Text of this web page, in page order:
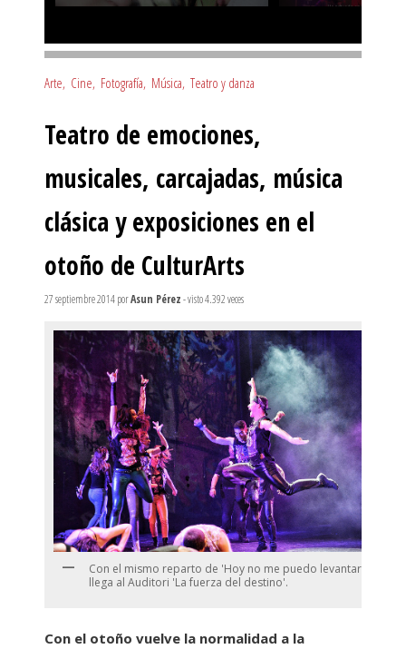
Arte, Cine, Fotografía, Música, Teatro y danza
Teatro de emociones,
musicales, carcajadas, música
clásica y exposiciones en el
otoño de CulturArts
27 septiembre 2014porAsun Pérez- visto 4.392 veces
Con el mismo reparto de 'Hoy no me puedo levantar',
llega al Auditori 'La fuerza del destino'.
Con el otoño vuelve la normalidad a la